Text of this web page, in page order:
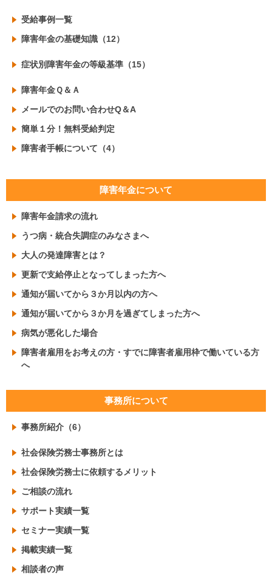
受給事例一覧
障害年金の基礎知識（12）
症状別障害年金の等級基準（15）
障害年金Ｑ＆Ａ
メールでのお問い合わせQ＆A
簡単１分！無料受給判定
障害者手帳について（4）
障害年金について
障害年金請求の流れ
うつ病・統合失調症のみなさまへ
大人の発達障害とは？
更新で支給停止となってしまった方へ
通知が届いてから３か月以内の方へ
通知が届いてから３か月を過ぎてしまった方へ
病気が悪化した場合
障害者雇用をお考えの方・すでに障害者雇用枠で働いている方
へ
事務所について
事務所紹介（6）
社会保険労務士事務所とは
社会保険労務士に依頼するメリット
ご相談の流れ
サポート実績一覧
セミナー実績一覧
掲載実績一覧
相談者の声